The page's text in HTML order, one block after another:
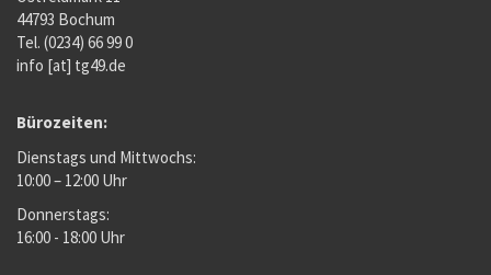
44793 Bochum
Tel. (0234) 66 99 0
info [at] tg49.de
Bürozeiten:
Dienstags und Mittwochs:
10:00 – 12:00 Uhr
Donnerstags:
16:00 - 18:00 Uhr